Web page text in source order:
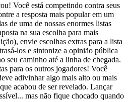
Você está competindo contra seus
a resposta mais popular em um
de uma de nossas enormes listas
na sua escolha para mais
envie escolhas extras para a lista
los e sintonize a opinião pública
seu caminho até a linha de chegada.
para os outros jogadores! Você
adivinhar algo mais alto ou mais
acabou de ser revelado. Lançar
mas não fique chocado quando